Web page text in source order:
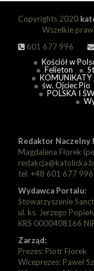
Copyrights 2020
Wszelkie
601 677 996
Kościół w
Felieton
KOMUNIKATY
św. Ojciec Pio
POLSKA I
Redaktor Naczelny
Magdalena Florek
tel. +48 601 677 996
Wydawca Portalu:
Stowarzyszenie
ul. ks. Jerzego
KRS 0000408166
Zarząd:
Prezes: Piotr Florek
Wiceprezes: Paweł